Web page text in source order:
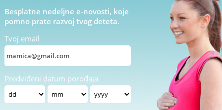
Besplatne nedeljne e-novosti, koje
pomno prate razvoj tvog deteta.
Tvoj email
Predviđeni datum porođaja